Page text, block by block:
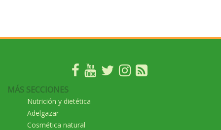
MÁS SECCIONES
Nutrición y dietética
Adelgazar
Cosmética natural